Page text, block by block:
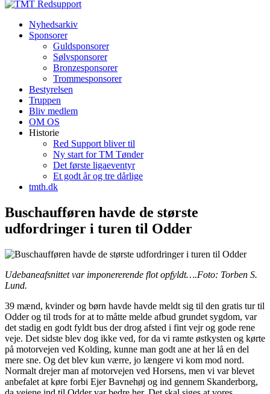
Nyhedsarkiv
Sponsorer
Guldsponsorer
Sølvsponsorer
Bronzesponsorer
Trommesponsorer
Bestyrelsen
Truppen
Bliv medlem
OM OS
Historie
Red Support bliver til
Ny start for TM Tønder
Det første ligaeventyr
Et godt år og tre dårlige
tmth.dk
Buschaufføren havde de største
udfordringer i turen til Odder
Udebaneafsnittet var imponererende flot opfyldt….Foto: Torben S.
Lund.
39 mænd, kvinder og børn havde havde meldt sig til den gratis tur til
Odder og til trods for at to måtte melde afbud grundet sygdom, var
det stadig en godt fyldt bus der drog afsted i fint vejr og gode rene
veje. Det sidste blev dog ikke ved, for da vi ramte østkysten og kørte
på motorvejen ved Kolding, kunne man godt ane at her lå en del
mere sne. Og det blev kun værre, jo længere vi kom mod nord.
Normalt drejer man af motorvejen ved Horsens, men vi var blevet
anbefalet at køre forbi Ejer Bavnehøj og ind gennem Skanderborg,